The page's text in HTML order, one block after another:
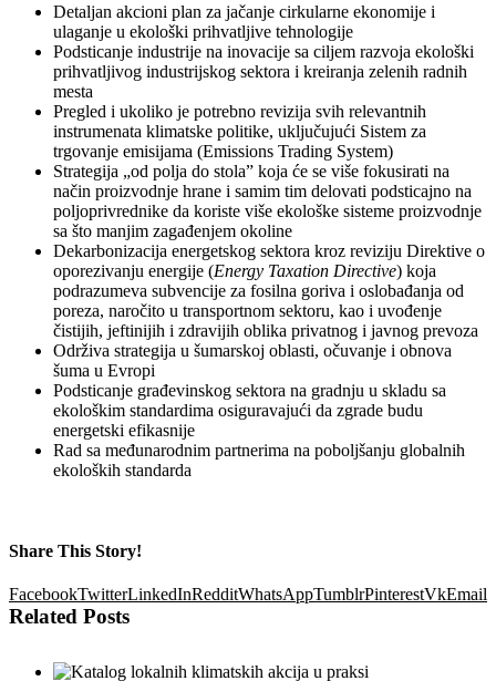
Detaljan akcioni plan za jačanje cirkularne ekonomije i
ulaganje u ekološki prihvatljive tehnologije
Podsticanje industrije na inovacije sa ciljem razvoja ekološki
prihvatljivog industrijskog sektora i kreiranja zelenih radnih
mesta
Pregled i ukoliko je potrebno revizija svih relevantnih
instrumenata klimatske politike, uključujući Sistem za
trgovanje emisijama (Emissions Trading System)
Strategija „od polja do stola” koja će se više fokusirati na
način proizvodnje hrane i samim tim delovati podsticajno na
poljoprivrednike da koriste više ekološke sisteme proizvodnje
sa što manjim zagađenjem okoline
Dekarbonizacija energetskog sektora kroz reviziju Direktive o
oporezivanju energije (Energy Taxation Directive) koja
podrazumeva subvencije za fosilna goriva i oslobađanja od
poreza, naročito u transportnom sektoru, kao i uvođenje
čistijih, jeftinijih i zdravijih oblika privatnog i javnog prevoza
Održiva strategija u šumarskoj oblasti, očuvanje i obnova
šuma u Evropi
Podsticanje građevinskog sektora na gradnju u skladu sa
ekološkim standardima osiguravajući da zgrade budu
energetski efikasnije
Rad sa međunarodnim partnerima na poboljšanju globalnih
ekoloških standarda
Share This Story!
FacebookTwitterLinkedInRedditWhatsAppTumblrPinterestVkEmail
Related Posts